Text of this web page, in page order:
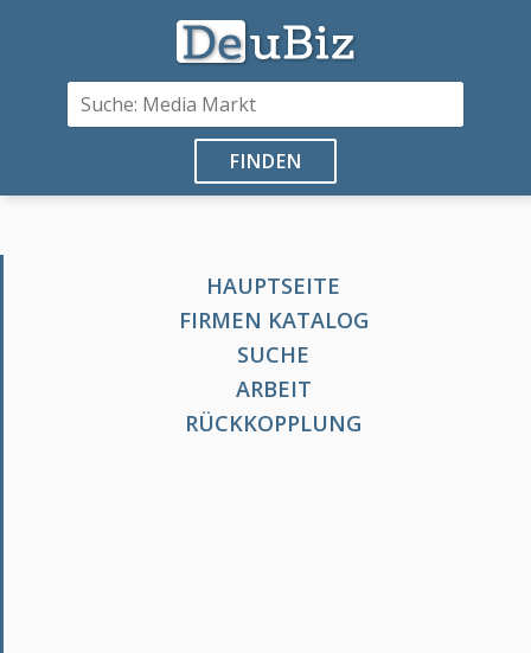
FINDEN
HAUPTSEITE
FIRMEN KATALOG
SUCHE
ARBEIT
RÜCKKOPPLUNG